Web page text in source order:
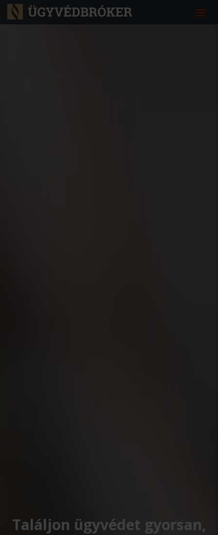
Találjon ügyvédet gyorsan,